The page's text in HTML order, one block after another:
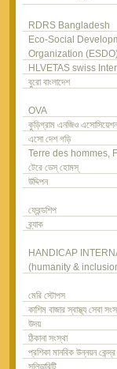
RDRS Bangladesh
Eco-Social
Organization
HLVETAS swiss
বুরো বাংলাদেশ
OVA
কুড়িগ্রাম এনজিও
এসো দেশ গড়ি
Terre des hommes,
টেরে ডেস্ হোমস্
উদ্দিপন
ফ্রেন্ডশিপ
ব্র্যাক
HANDICAP
(humanity &
মেরি স্টোপস
কাশিম বাজার স্বাস্থ্য সেবা
উদয়
ঠিকানা সংস্থা
প্রশিকা মানবিক উন্নয়ন কেন্দ্র
সলিডারিটি